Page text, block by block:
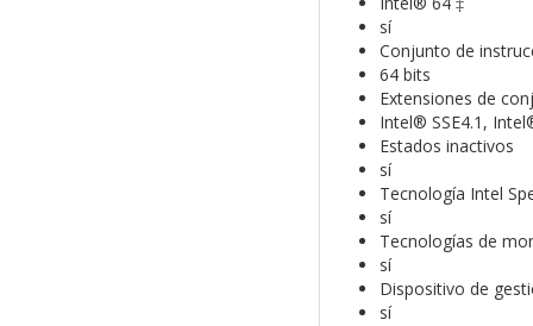
sí
Conjunto de
64 bits
Extensiones de
Intel® SSE4.1,
Estados inactivos
sí
Tecnología Intel
sí
Tecnologías de
sí
Dispositivo de
sí